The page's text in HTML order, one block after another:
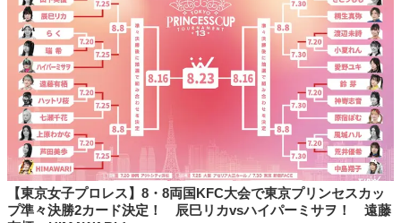
【東京女子プロレス】8・8両国KFC大会で東京プリンセスカッ
プ準々決勝2カード決定！ 辰巳リカvsハイパーミサヲ！ 遠藤